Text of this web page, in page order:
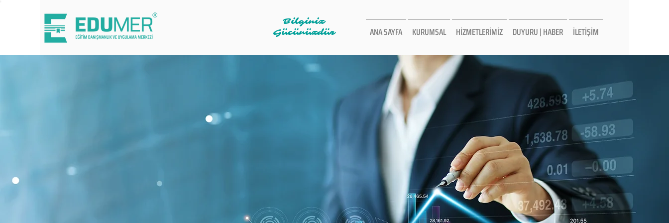
ANA SAYFA KURUMSAL HİZMETLERİMİZ DUYURU | HABER İLETİŞİM
Bilginiz
Gücünüzdür